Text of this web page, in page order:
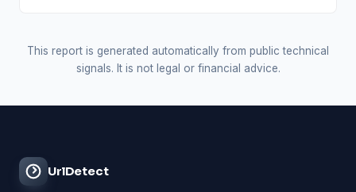
This report is generated automatically from public technical
signals. It is not legal or financial advice.
UrlDetect